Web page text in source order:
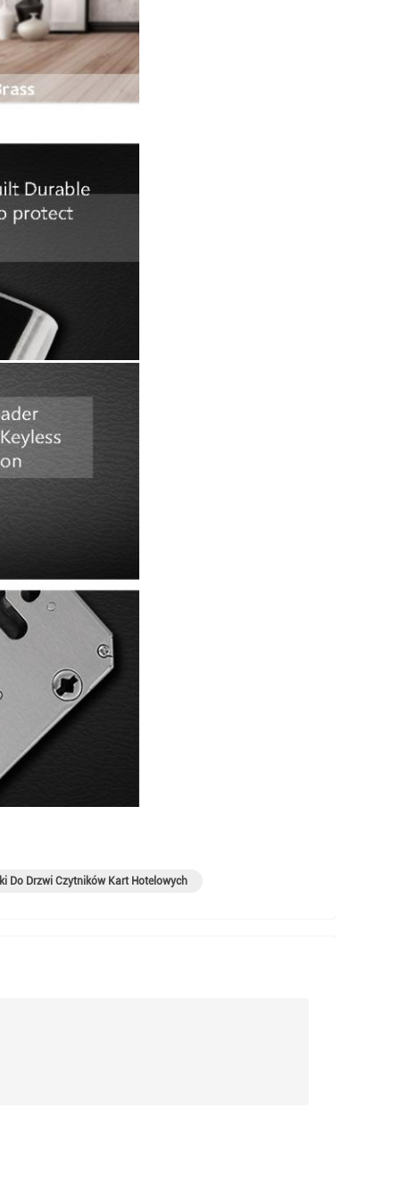
Do Drzwi Czytników Kart Hotelowych